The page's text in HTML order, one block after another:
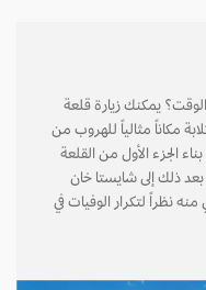
يمكنك زيارة قلعة
مكاناً مثالياً للهروب من
البدء في بناء الجزء الأول من القلعة
ذلك إلى شايستا خان
نظراً لتكرار الوفيات في